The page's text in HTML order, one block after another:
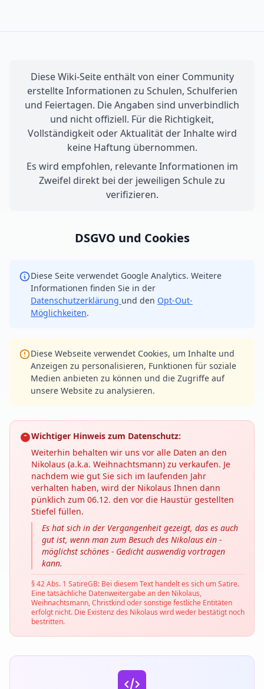
Diese Wiki-Seite enthält von einer Community
erstellte Informationen zu Schulen, Schulferien
und Feiertagen. Die Angaben sind unverbindlich
und nicht offiziell. Für die Richtigkeit,
Vollständigkeit oder Aktualität der Inhalte wird
keine Haftung übernommen.
Es wird empfohlen, relevante Informationen im
Zweifel direkt bei der jeweiligen Schule zu
verifizieren.
DSGVO und Cookies
Diese Seite verwendet Google Analytics. Weitere
Informationen finden Sie in der
Datenschutzerklärung und den Opt-Out-
Möglichkeiten.
Diese Webseite verwendet Cookies, um Inhalte und
Anzeigen zu personalisieren, Funktionen für soziale
Medien anbieten zu können und die Zugriffe auf
unsere Website zu analysieren.
Wichtiger Hinweis zum Datenschutz:
Weiterhin behalten wir uns vor alle Daten an den
Nikolaus (a.k.a. Weihnachtsmann) zu verkaufen. Je
nachdem wie gut Sie sich im laufenden Jahr
verhalten haben, wird der Nikolaus Ihnen dann
pünklich zum 06.12. den vor die Haustür gestellten
Stiefel füllen.
Es hat sich in der Vergangenheit gezeigt, das es auch
gut ist, wenn man zum Besuch des Nikolaus ein -
möglichst schönes - Gedicht auswendig vortragen
kann.
§ 42 Abs. 1 SatireGB: Bei diesem Text handelt es sich um Satire.
Eine tatsächliche Datenweitergabe an den Nikolaus,
Weihnachtsmann, Christkind oder sonstige festliche Entitäten
erfolgt nicht. Die Existenz des Nikolaus wird weder bestätigt noch
bestritten.